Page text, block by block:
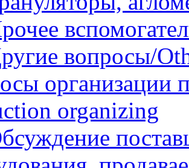
вопросы/
организации
organizing